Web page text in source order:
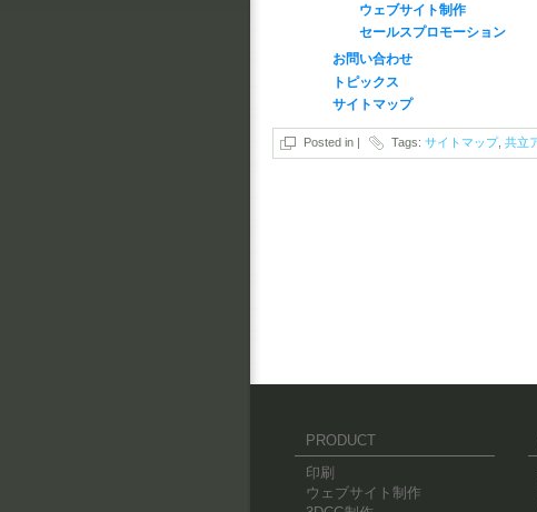
ウェブサイト制作
セールスプロモーション
お問い合わせ
トピックス
サイトマップ
Posted in | Tags: サイトマップ, 共立
PRODUCT
印刷
ウェブサイト制作